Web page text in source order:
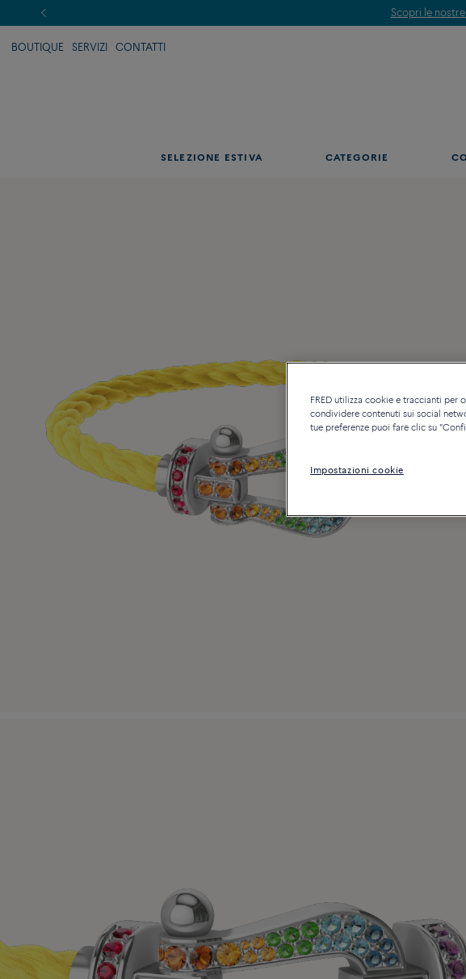
Scopri le
BOUTIQUE SERVIZI CONTATTI
SELEZIONE ESTIVA CATEGORIE
FRED utilizza cookie e traccianti per
condividere contenuti sui social
tue preferenze puoi fare clic su
Impostazioni cookie